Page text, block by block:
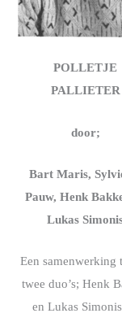
POLLETJE
PALLIETER
door;
Bart Maris,
Pauw, Henk
Lukas
Een samenwerking
twee duo’s; Henk
en Lukas